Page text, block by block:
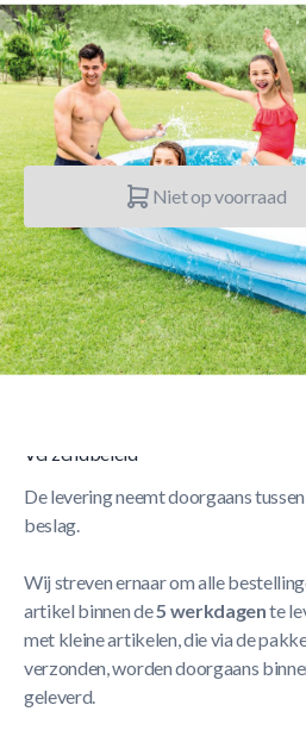
(262X175X56cm)
SKU:INTEX.56483 Merk:Intex
€ 39,99
Niet op voorraad
Korte Beschrijving
Rechthoekig Familiezwembad
Lezen
Verzendbeleid
De levering neemt doorgaans tussen
beslag.
Wij streven ernaar om alle
artikel binnen de5 werkdagente
met kleine artikelen, die via de
verzonden, worden doorgaans
geleverd.